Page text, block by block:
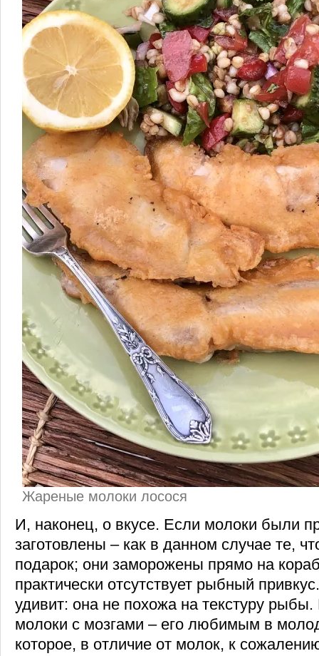
Жареные молоки лосося
И, наконец, о вкусе. Если молоки были
заготовлены – как в данном случае те,
подарок; они заморожены прямо на
практически отсутствует рыбный
удивит: она не похожа на текстуру
молоки с мозгами – его любимым в
которое, в отличие от молок, к